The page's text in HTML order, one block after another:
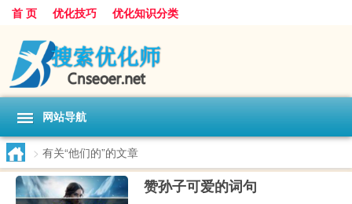
首 页 优化技巧 优化知识分类
网站导航
> 有关“他们的”的文章
赞孙子可爱的词句